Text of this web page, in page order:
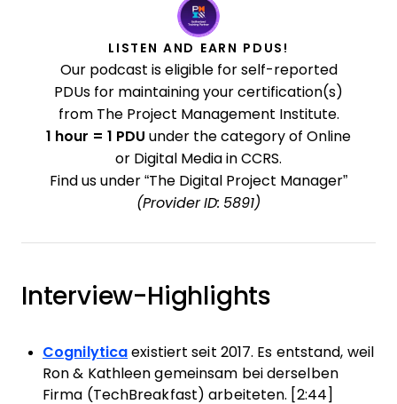
LISTEN AND EARN PDUS!
Our podcast is eligible for self-reported
PDUs for maintaining your certification(s)
from The Project Management Institute.
1 hour = 1 PDU under the category of Online
or Digital Media in CCRS.
Find us under “The Digital Project Manager”
(Provider ID: 5891)
Interview-Highlights
Cognilytica existiert seit 2017. Es entstand, weil
Ron & Kathleen gemeinsam bei derselben
Firma (TechBreakfast) arbeiteten. [2:44]